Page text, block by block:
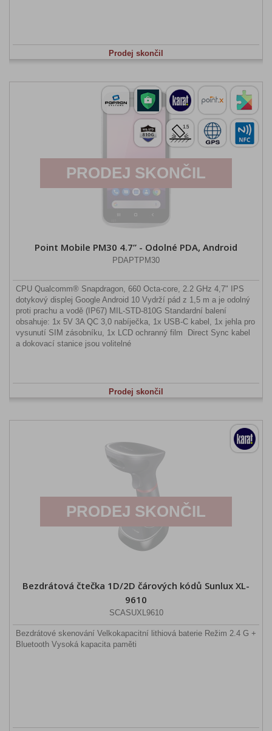
Prodej skončil
PRODEJ SKONČIL
Point Mobile PM30 4.7” - Odolné PDA, Android
PDAPTPM30
CPU Qualcomm® Snapdragon, 660 Octa-core, 2.2 GHz 4,7" IPS
dotykový displej Google Android 10 Vydrží pád z 1,5 m a je odolný
proti prachu a vodě (IP67) MIL-STD-810G Standardní balení
obsahuje: 1x 5V 3A QC 3,0 nabíječka, 1x USB-C kabel, 1x jehla pro
vysunutí SIM zásobníku, 1x LCD ochranný film Direct Sync kabel
a dokovací stanice jsou volitelné
Prodej skončil
PRODEJ SKONČIL
Bezdrátová čtečka 1D/2D čárových kódů Sunlux XL-
9610
SCASUXL9610
Bezdrátové skenování Velkokapacitní lithiová baterie Režim 2.4 G +
Bluetooth Vysoká kapacita paměti